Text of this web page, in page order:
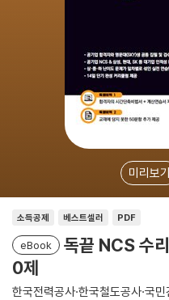
미리보기
소득공제 베스트셀러 PDF
eBook
독끝 NCS 수
0제
한국전력공사·한국철도공사·국